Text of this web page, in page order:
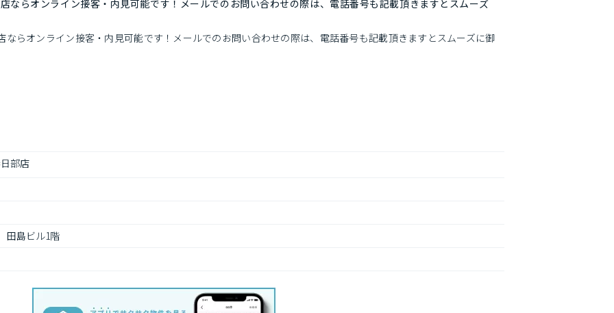
ならオンライン接客・内見可能です！メールでのお問い合わせの際は、電話番号も記載頂きますとスムーズ
らオンライン接客・内見可能です！メールでのお問い合わせの際は、電話番号も記載頂きますとスムーズに御
部店
田島ビル1階